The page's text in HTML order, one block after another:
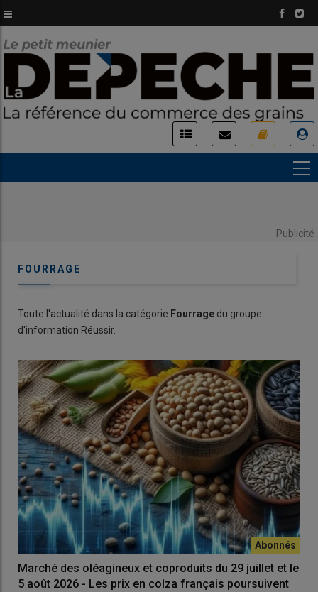
au
contenu
principal
Publicité
FOURRAGE
Toute l'actualité dans la catégorie Fourrage du groupe
d'information Réussir.
Marché des oléagineux et coproduits du 29 juillet et le
5 août 2026 - Les prix en colza français poursuivent